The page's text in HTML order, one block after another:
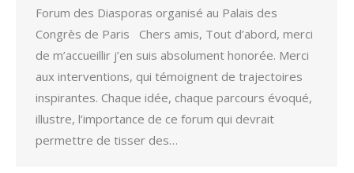
Forum des Diasporas organisé au Palais des
Congrès de Paris Chers amis, Tout d’abord, merci
de m’accueillir j’en suis absolument honorée. Merci
aux interventions, qui témoignent de trajectoires
inspirantes. Chaque idée, chaque parcours évoqué,
illustre, l’importance de ce forum qui devrait
permettre de tisser des…